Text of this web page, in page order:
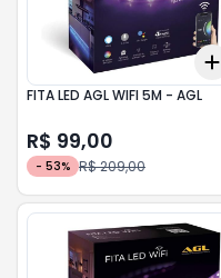
Add
FITA LED AGL WIFI 5M - AGL
R$ 99,00
- 53% R$ 209,00